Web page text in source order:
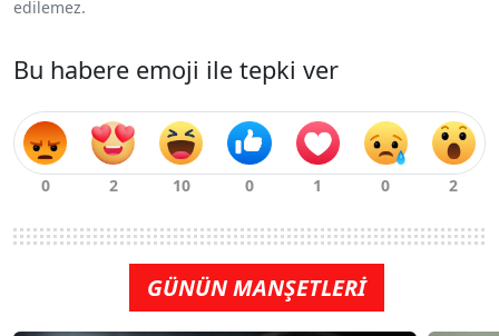
edilemez.
Bu habere emoji ile tepki ver
GÜNÜN MANŞETLERİ